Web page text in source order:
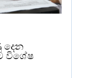
දෙන
විශේෂ